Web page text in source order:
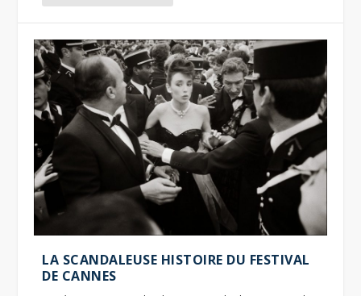
LA SCANDALEUSE HISTOIRE DU FESTIVAL
DE CANNES